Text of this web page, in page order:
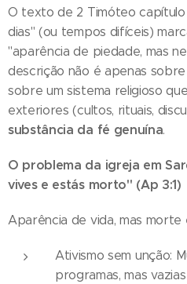
O texto de 2 Timóteo capítulo
dias" (ou tempos difíceis)
"aparência de piedade, mas
descrição não é apenas sobre
sobre um sistema religioso
exteriores (cultos, rituais,
substância da fé genuína.
O problema da igreja em
vives e estás morto" (Ap 3:1)
Aparência de vida, mas morte
Ativismo sem unção:
programas, mas